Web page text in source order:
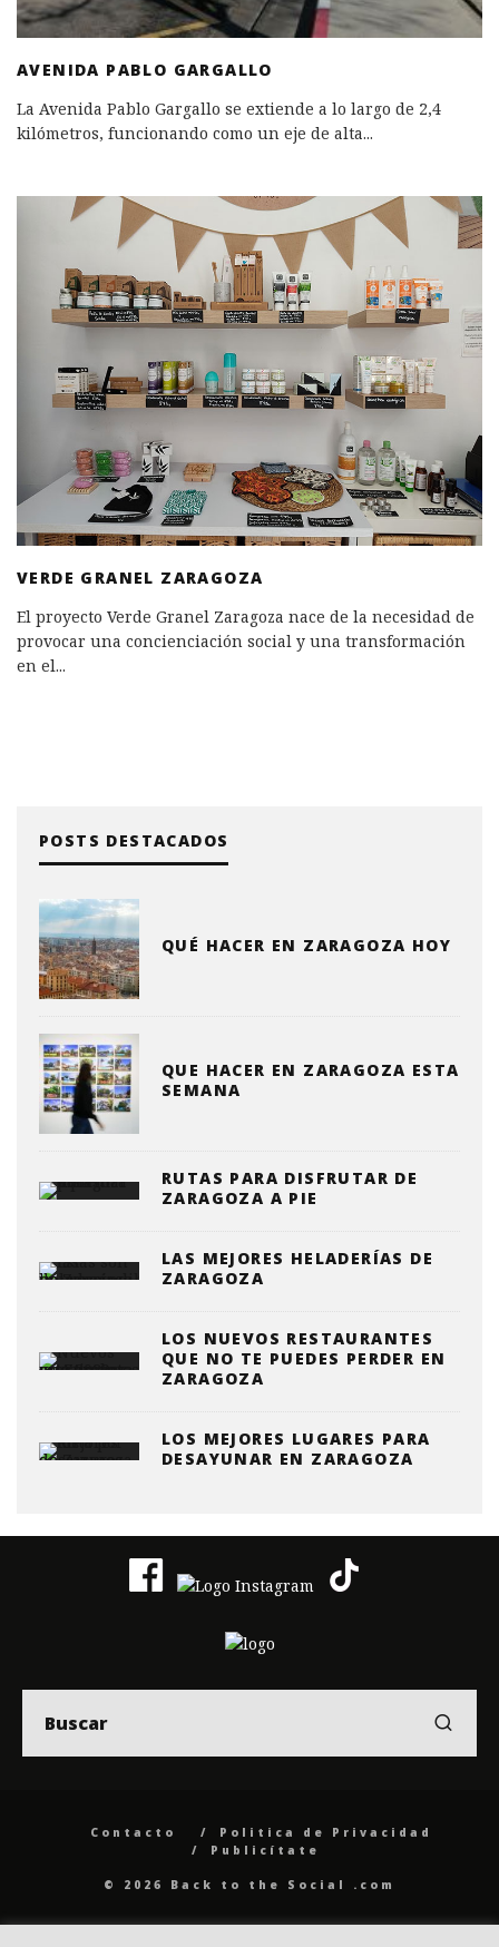
AVENIDA PABLO GARGALLO
La Avenida Pablo Gargallo se extiende a lo largo de 2,4
kilómetros, funcionando como un eje de alta...
VERDE GRANEL ZARAGOZA
El proyecto Verde Granel Zaragoza nace de la necesidad de
provocar una concienciación social y una transformación
en el...
POSTS DESTACADOS
QUÉ HACER EN ZARAGOZA HOY
QUE HACER EN ZARAGOZA ESTA
SEMANA
RUTAS PARA DISFRUTAR DE
ZARAGOZA A PIE
LAS MEJORES HELADERÍAS DE
ZARAGOZA
LOS NUEVOS RESTAURANTES
QUE NO TE PUEDES PERDER EN
ZARAGOZA
LOS MEJORES LUGARES PARA
DESAYUNAR EN ZARAGOZA
Contacto
Politica de Privacidad
Publicítate
© 2026 Back to the Social .com